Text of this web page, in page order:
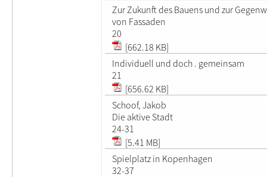
Zur Zukunft des Bauens und zur
von Fassaden
20
[662.18 KB]
Individuell und doch . gemeinsam
21
[656.62 KB]
Schoof, Jakob
Die aktive Stadt
24-31
[5.41 MB]
Spielplatz in Kopenhagen
32-37